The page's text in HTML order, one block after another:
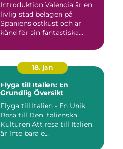
Introduktion Valencia är en
livlig stad belägen på
Spaniens östkust och är
känd för sin fantastiska...
18. jan
Flyga till Italien: En
Grundlig Översikt
Flyga till Italien - En Unik
Resa till Den Italienska
Kulturen Att resa till Italien
är inte bara e...